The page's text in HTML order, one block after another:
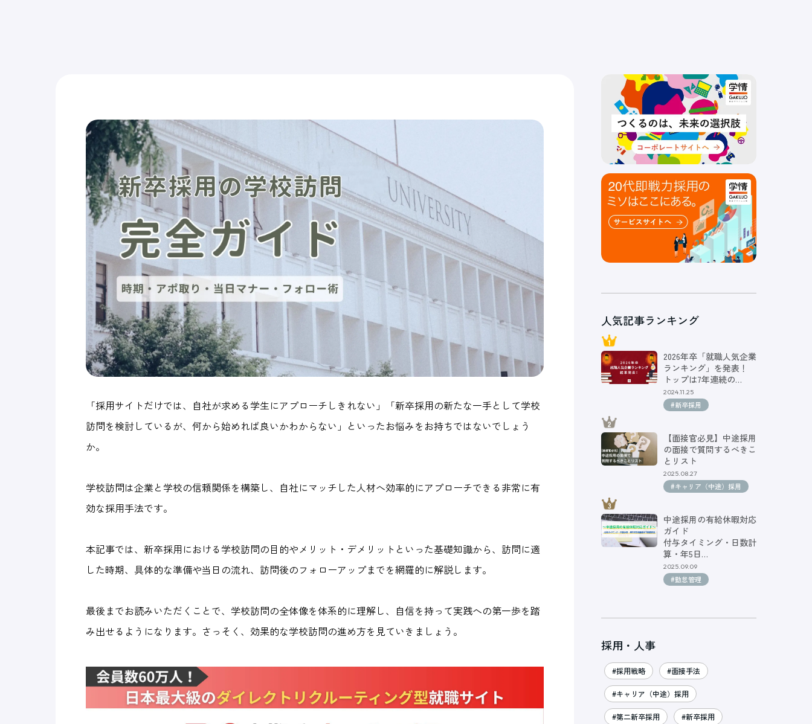
「採用サイトだけでは、自社が求める学生にアプローチしきれない」「新卒採用の新たな一手として学校
訪問を検討しているが、何から始めれば良いかわからない」といったお悩みをお持ちではないでしょう
か。
学校訪問は企業と学校の信頼関係を構築し、自社にマッチした人材へ効率的にアプローチできる非常に有
効な採用手法です。
本記事では、新卒採用における学校訪問の目的やメリット・デメリットといった基礎知識から、訪問に適
した時期、具体的な準備や当日の流れ、訪問後のフォローアップまでを網羅的に解説します。
最後までお読みいただくことで、学校訪問の全体像を体系的に理解し、自信を持って実践への第一歩を踏
み出せるようになります。さっそく、効果的な学校訪問の進め方を見ていきましょう。
人気記事ランキング
2026年卒「就職人気企業
ランキング」を発表！
トップは7年連続の…
2024.11.25
#新卒採用
【面接官必見】中途採用
の面接で質問するべきこ
とリスト
2025.08.27
#キャリア（中途）採用
中途採用の有給休暇対応
ガイド
付与タイミング・日数計
算・年5日…
2025.09.09
#勤怠管理
採用・人事
#採用戦略 #面接手法
#キャリア（中途）採用
#第二新卒採用 #新卒採用